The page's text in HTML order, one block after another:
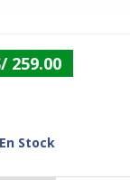
259.00
Stock